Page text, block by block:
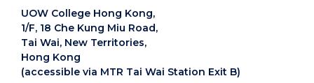
UOW College Hong Kong,
1/F, 18 Che Kung Miu Road,
Tai Wai, New Territories,
Hong Kong
(accessible via MTR Tai Wai Station Exit B)